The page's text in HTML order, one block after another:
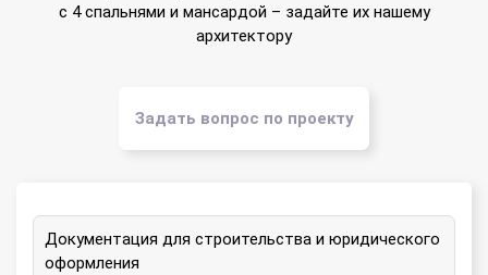
с 4 спальнями и мансардой – задайте их нашему
архитектору
Задать вопрос по проекту
Документация для строительства и юридического
оформления